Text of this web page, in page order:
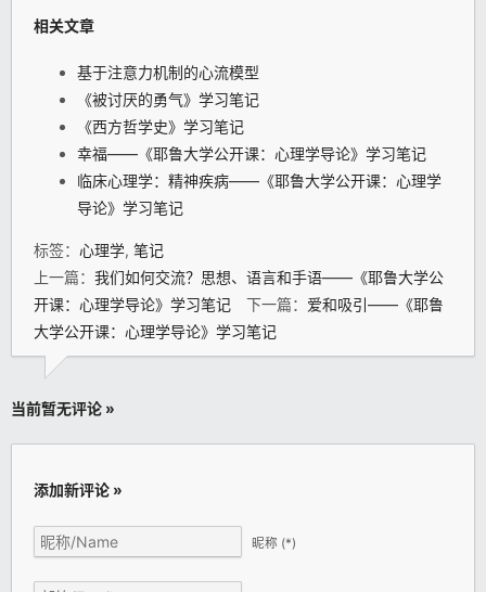
相关文章
基于注意力机制的心流模型
《被讨厌的勇气》学习笔记
《西方哲学史》学习笔记
幸福——《耶鲁大学公开课：心理学导论》学习笔记
临床心理学：精神疾病——《耶鲁大学公开课：心理学
导论》学习笔记
标签： 心理学, 笔记
上一篇： 我们如何交流？思想、语言和手语——《耶鲁大学公
开课：心理学导论》学习笔记 下一篇： 爱和吸引——《耶鲁
大学公开课：心理学导论》学习笔记
当前暂无评论 »
添加新评论 »
昵称 (*)